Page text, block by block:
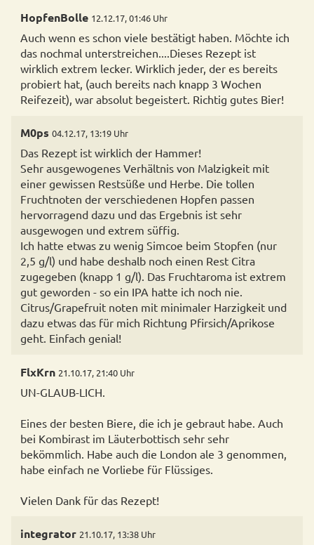
HopfenBolle 12.12.17, 01:46 Uhr
Auch wenn es schon viele bestätigt haben. Möchte ich
das nochmal unterstreichen....Dieses Rezept ist
wirklich extrem lecker. Wirklich jeder, der es bereits
probiert hat, (auch bereits nach knapp 3 Wochen
Reifezeit), war absolut begeistert. Richtig gutes Bier!
M0ps 04.12.17, 13:19 Uhr
Das Rezept ist wirklich der Hammer!
Sehr ausgewogenes Verhältnis von Malzigkeit mit
einer gewissen Restsüße und Herbe. Die tollen
Fruchtnoten der verschiedenen Hopfen passen
hervorragend dazu und das Ergebnis ist sehr
ausgewogen und extrem süffig.
Ich hatte etwas zu wenig Simcoe beim Stopfen (nur
2,5 g/l) und habe deshalb noch einen Rest Citra
zugegeben (knapp 1 g/l). Das Fruchtaroma ist extrem
gut geworden - so ein IPA hatte ich noch nie.
Citrus/Grapefruit noten mit minimaler Harzigkeit und
dazu etwas das für mich Richtung Pfirsich/Aprikose
geht. Einfach genial!
FlxKrn 21.10.17, 21:40 Uhr
UN-GLAUB-LICH.
Eines der besten Biere, die ich je gebraut habe. Auch
bei Kombirast im Läuterbottisch sehr sehr
bekömmlich. Habe auch die London ale 3 genommen,
habe einfach ne Vorliebe für Flüssiges.
Vielen Dank für das Rezept!
integrator 21.10.17, 13:38 Uhr